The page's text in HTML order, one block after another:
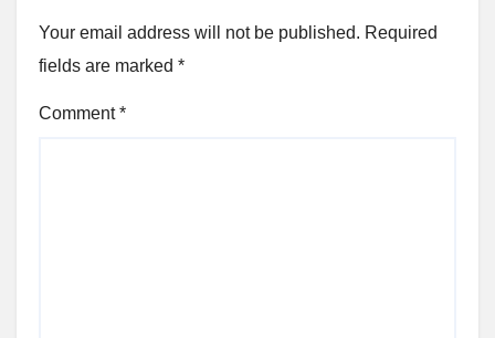
Your email address will not be published. Required
fields are marked *
Comment*